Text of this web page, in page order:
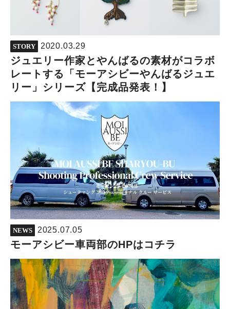
STORY 2020.03.29
ジュエリー作家とやんばるの素材がコラボ
レートする「モーアシビーやんばるジュエ
リー」シリーズ【完成品発表！】
NEWS 2025.07.05
モーアシビー車両部のHPはコチラ